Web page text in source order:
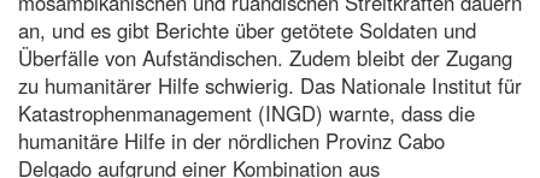
an, und es gibt Berichte über getötete Soldaten und
Überfälle von Aufständischen. Zudem bleibt der Zugang
zu humanitärer Hilfe schwierig. Das Nationale Institut für
Katastrophenmanagement (INGD) warnte, dass die
humanitäre Hilfe in der nördlichen Provinz Cabo
Delgado aufgrund einer Kombination aus